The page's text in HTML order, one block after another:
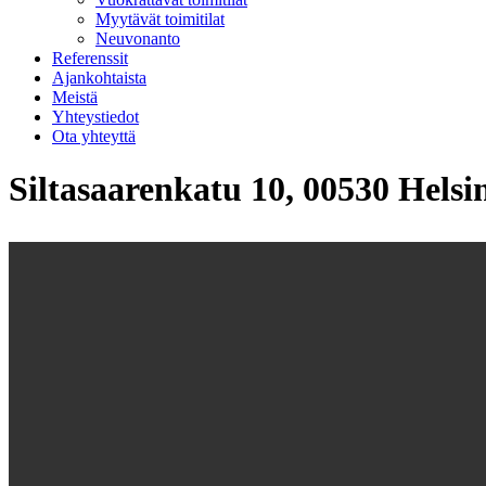
Myytävät toimitilat
Neuvonanto
Referenssit
Ajankohtaista
Meistä
Yhteystiedot
Ota yhteyttä
Siltasaarenkatu 10, 00530